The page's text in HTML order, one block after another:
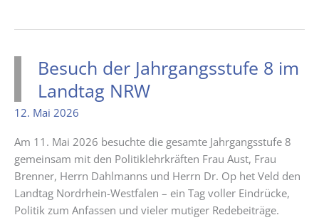
3.
Platz!Besuch der Jahrgangsstufe 8 im
Landtag NRW
12. Mai 2026
Am 11. Mai 2026 besuchte die gesamte Jahrgangsstufe 8
gemeinsam mit den Politiklehrkräften Frau Aust, Frau
Brenner, Herrn Dahlmanns und Herrn Dr. Op het Veld den
Landtag Nordrhein-Westfalen – ein Tag voller Eindrücke,
Politik zum Anfassen und vieler mutiger Redebeiträge.